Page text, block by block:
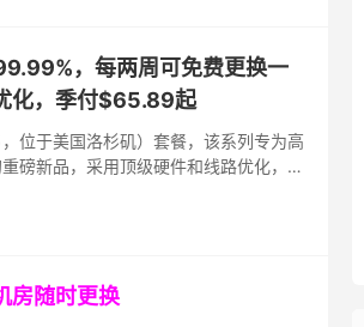
，每两周可免费更换一
化，季付$65.89起
位于美国洛杉矶）套餐，该系列专为高
磅新品，采用顶级硬件和线路优化，亮
房随时更换